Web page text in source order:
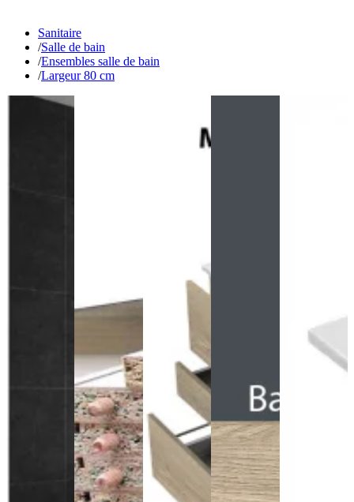
Sanitaire
/Salle de bain
/Ensembles salle de bain
/Largeur 80 cm